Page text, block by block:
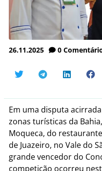
26.11.2025 0
Em uma disputa
zonas turísticas da
Moqueca, do
de Juazeiro, no Vale do
grande vencedor do
competição ocorreu